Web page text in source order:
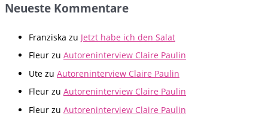
Neueste Kommentare
Franziska zu Jetzt habe ich den Salat
Fleur zu Autoreninterview Claire Paulin
Ute zu Autoreninterview Claire Paulin
Fleur zu Autoreninterview Claire Paulin
Fleur zu Autoreninterview Claire Paulin